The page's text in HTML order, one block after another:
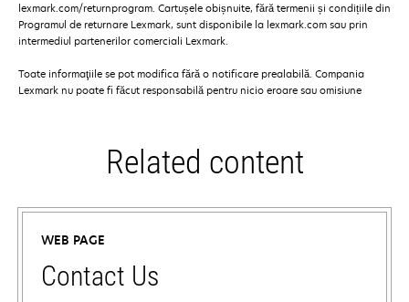
lexmark.com/returnprogram. Cartușele obișnuite, fără termenii și condițiile din
Programul de returnare Lexmark, sunt disponibile la lexmark.com sau prin
intermediul partenerilor comerciali Lexmark.
Toate informaţiile se pot modifica fără o notificare prealabilă. Compania
Lexmark nu poate fi făcut responsabilă pentru nicio eroare sau omisiune
Related content
WEB PAGE
Contact Us